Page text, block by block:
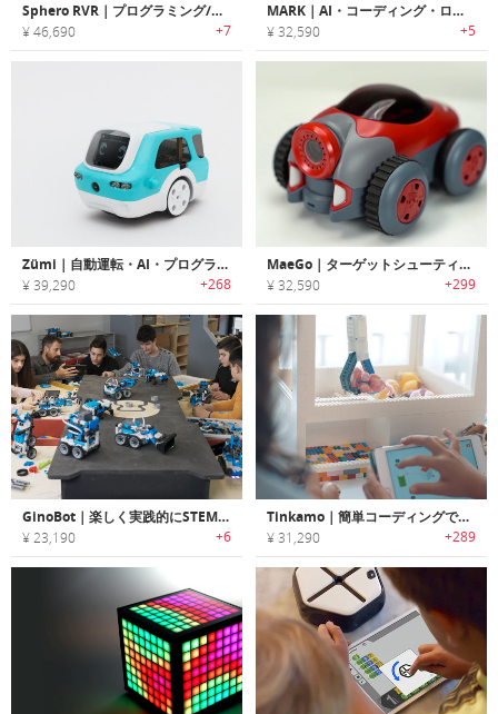
Sphero RVR｜プログラミング/カスタマイズ可能なロボットカー「ローヴァー」
¥ 46,690 +7
MARK｜AI・コーディング・ロボティクスについて学べるDIYロボットキット「マーク」
¥ 32,590 +5
Zümi｜自動運転・AI・プログラミングについて学習できるロボットカー「ズーミ」
¥ 39,290 +268
MaeGo｜ターゲットシューティングゲームとコーディングが楽しめるセルフドライビングロボット「メゴー」
¥ 32,590 +299
GinoBot｜楽しく実践的にSTEMスキルを伸ばすカーロボット「ジノボット」
¥ 23,190 +6
Tinkamo｜簡単コーディングでアイディアを実現可能なスマートビルディングブロック「ティンカモ」
¥ 31,290 +289